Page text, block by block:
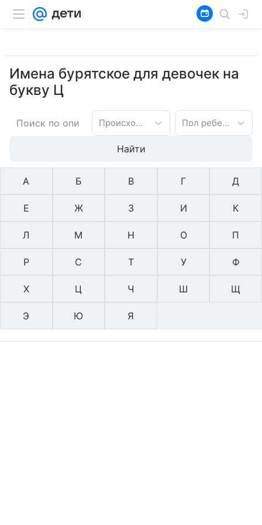
Имена бурятское для девочек на
букву Ц
Происхождение имени Пол ребенка
Найти
А Б В Г Д
Е Ж З И К
Л М Н О П
Р С Т У Ф
Х Ц Ч Ш Щ
Э Ю Я